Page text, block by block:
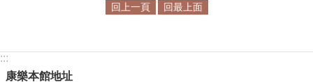
覽
回上一頁 回最上面
:::
康樂本館地址